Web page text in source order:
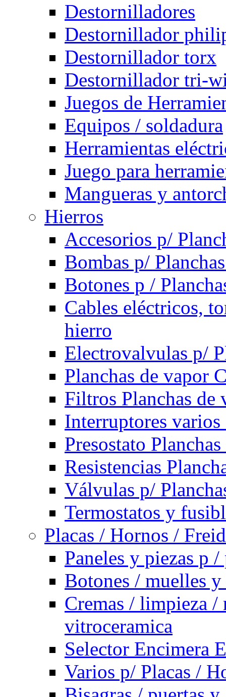
Destornilladores
Destornillador
Destornillador torx
Destornillador tri-
Juegos de
Equipos / soldadura
Herramientas
Juego para
Mangueras y
Hierros
Accesorios p/
Bombas p/
Botones p /
Cables eléctricos,
hierro
Electrovalvulas p/
Planchas de vapor
Filtros Planchas de
Interruptores varios
Presostato
Resistencias
Válvulas p/
Termostatos y
Placas / Hornos /
Paneles y piezas p
Botones / muelles
Cremas / limpieza /
vitroceramica
Selector Encimera
Varios p/ Placas /